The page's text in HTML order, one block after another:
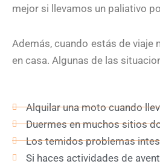
mejor si llevamos un paliativo
Además, cuando estás de viaje
en casa. Algunas de las
Alquilar una moto cuando
Duermes en muchos sitios
Los temidos problemas
Si haces actividades de